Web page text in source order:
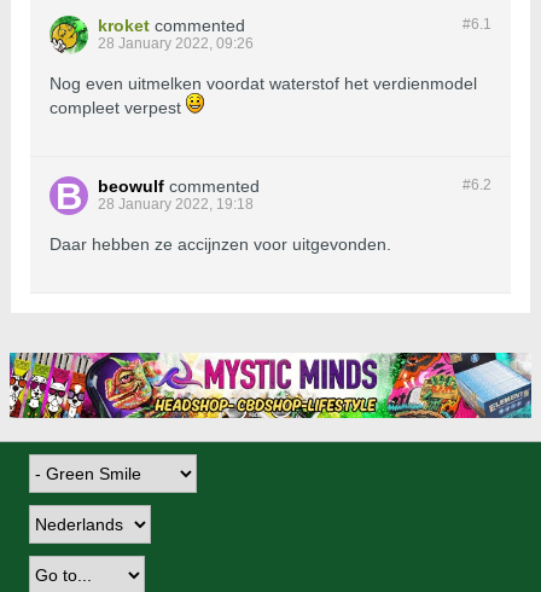
#6.1
kroket commented
28 January 2022, 09:26
Nog even uitmelken voordat waterstof het verdienmodel
compleet verpest
#6.2
beowulf commented
28 January 2022, 19:18
Daar hebben ze accijnzen voor uitgevonden.